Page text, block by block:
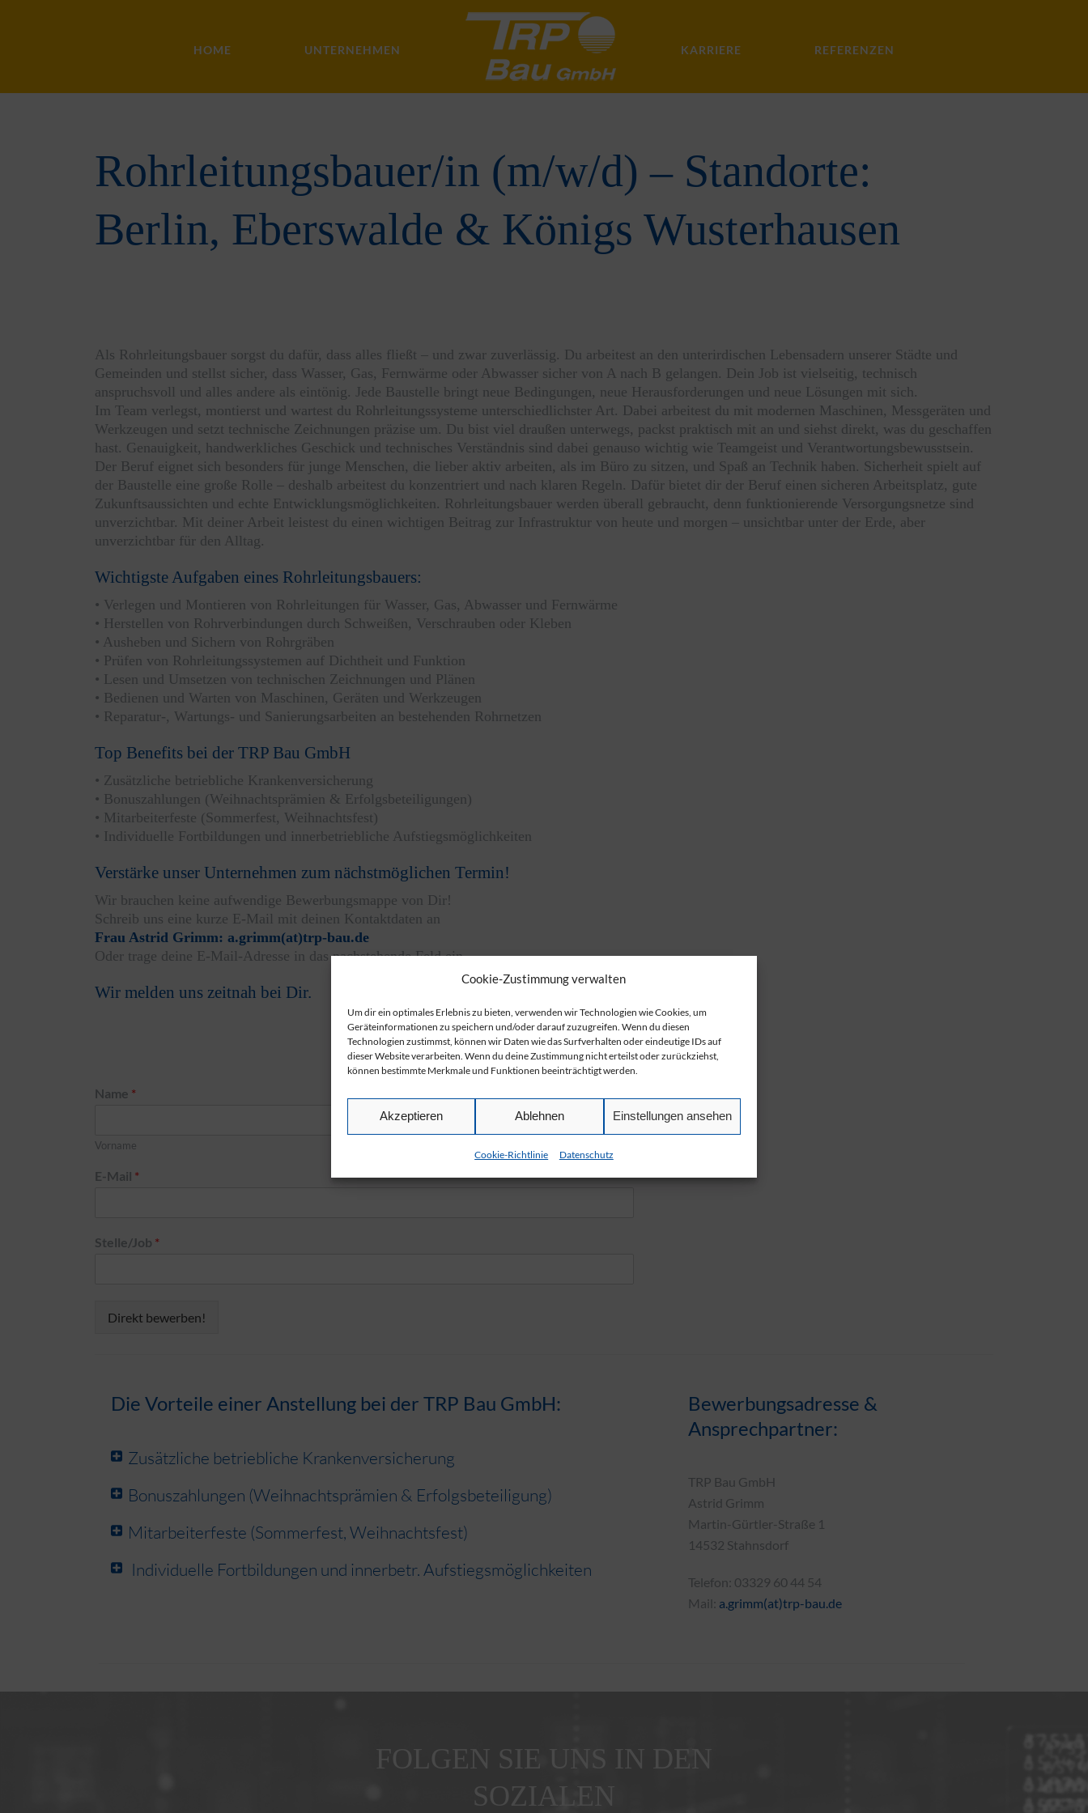
Cookie-Zustimmung verwalten
Um dir ein optimales Erlebnis zu bieten, verwenden wir Technologien wie Cookies, um
Geräteinformationen zu speichern und/oder darauf zuzugreifen. Wenn du diesen
Technologien zustimmst, können wir Daten wie das Surfverhalten oder eindeutige IDs auf
dieser Website verarbeiten. Wenn du deine Zustimmung nicht erteilst oder zurückziehst,
können bestimmte Merkmale und Funktionen beeinträchtigt werden.
Akzeptieren Ablehnen Einstellungen ansehen
Cookie-Richtlinie Datenschutz
HOME UNTERNEHMEN KARRIERE REFERENZEN
Rohrleitungsbauer/in (m/w/d) – Standorte:
Berlin, Eberswalde & Königs Wusterhausen
Als Rohrleitungsbauer sorgst du dafür, dass alles fließt – und zwar zuverlässig. Du arbeitest an den unterirdischen Lebensadern unserer Städte und
Gemeinden und stellst sicher, dass Wasser, Gas, Fernwärme oder Abwasser sicher von A nach B gelangen. Dein Job ist vielseitig, technisch
anspruchsvoll und alles andere als eintönig. Jede Baustelle bringt neue Bedingungen, neue Herausforderungen und neue Lösungen mit sich.
Im Team verlegst, montierst und wartest du Rohrleitungssysteme unterschiedlichster Art. Dabei arbeitest du mit modernen Maschinen, Messgeräten und
Werkzeugen und setzt technische Zeichnungen präzise um. Du bist viel draußen unterwegs, packst praktisch mit an und siehst direkt, was du geschaffen
hast. Genauigkeit, handwerkliches Geschick und technisches Verständnis sind dabei genauso wichtig wie Teamgeist und Verantwortungsbewusstsein.
Der Beruf eignet sich besonders für junge Menschen, die lieber aktiv arbeiten, als im Büro zu sitzen, und Spaß an Technik haben. Sicherheit spielt auf
der Baustelle eine große Rolle – deshalb arbeitest du konzentriert und nach klaren Regeln. Dafür bietet dir der Beruf einen sicheren Arbeitsplatz, gute
Zukunftsaussichten und echte Entwicklungsmöglichkeiten. Rohrleitungsbauer werden überall gebraucht, denn funktionierende Versorgungsnetze sind
unverzichtbar. Mit deiner Arbeit leistest du einen wichtigen Beitrag zur Infrastruktur von heute und morgen – unsichtbar unter der Erde, aber
unverzichtbar für den Alltag.
Wichtigste Aufgaben eines Rohrleitungsbauers:
• Verlegen und Montieren von Rohrleitungen für Wasser, Gas, Abwasser und Fernwärme
• Herstellen von Rohrverbindungen durch Schweißen, Verschrauben oder Kleben
• Ausheben und Sichern von Rohrgräben
• Prüfen von Rohrleitungssystemen auf Dichtheit und Funktion
• Lesen und Umsetzen von technischen Zeichnungen und Plänen
• Bedienen und Warten von Maschinen, Geräten und Werkzeugen
• Reparatur-, Wartungs- und Sanierungsarbeiten an bestehenden Rohrnetzen
Top Benefits bei der TRP Bau GmbH
• Zusätzliche betriebliche Krankenversicherung
• Bonuszahlungen (Weihnachtsprämien & Erfolgsbeteiligungen)
• Mitarbeiterfeste (Sommerfest, Weihnachtsfest)
• Individuelle Fortbildungen und innerbetriebliche Aufstiegsmöglichkeiten
Verstärke unser Unternehmen zum nächstmöglichen Termin!
Wir brauchen keine aufwendige Bewerbungsmappe von Dir!
Schreib uns eine kurze E-Mail mit deinen Kontaktdaten an
Frau Astrid Grimm: a.grimm(at)trp-bau.de
Oder trage deine E-Mail-Adresse in das nachstehende Feld ein.
Wir melden uns zeitnah bei Dir.
Name *
Vorname
E-Mail *
Stelle/Job *
Direkt bewerben!
Die Vorteile einer Anstellung bei der TRP Bau GmbH:
Zusätzliche betriebliche Krankenversicherung
Bonuszahlungen (Weihnachtsprämien & Erfolgsbeteiligung)
Mitarbeiterfeste (Sommerfest, Weihnachtsfest)
Individuelle Fortbildungen und innerbetr. Aufstiegsmöglichkeiten
Bewerbungsadresse &
Ansprechpartner:
TRP Bau GmbH
Astrid Grimm
Martin-Gürtler-Straße 1
14532 Stahnsdorf
Telefon: 03329 60 44 54
Mail: a.grimm(at)trp-bau.de
FOLGEN SIE UNS IN DEN
SOZIALEN